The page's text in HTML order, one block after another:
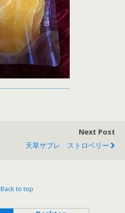
Next Post
天草サブレ ストロベリー
Back to top